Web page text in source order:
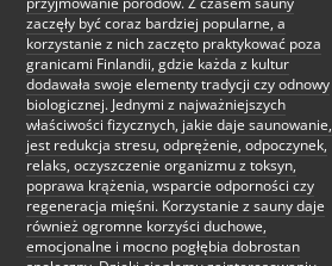
zaczęły być coraz bardziej popularne, a
korzystanie z nich zaczęto praktykować poza
granicami Finlandii, gdzie każda z kultur
dodawała swoje elementy tradycji czy odnowy
biologicznej. Jednymi z najważniejszych
właściwości fizycznych, jakie daje saunowanie,
jest redukcja stresu, odprężenie, odpoczynek,
relaks, oczyszczenie organizmu z toksyn,
poprawa krążenia, wsparcie odporności czy
regeneracja mięśni. Korzystanie z sauny daje
również ogromne korzyści duchowe,
emocjonalne i mocno pogłębia dobrostan